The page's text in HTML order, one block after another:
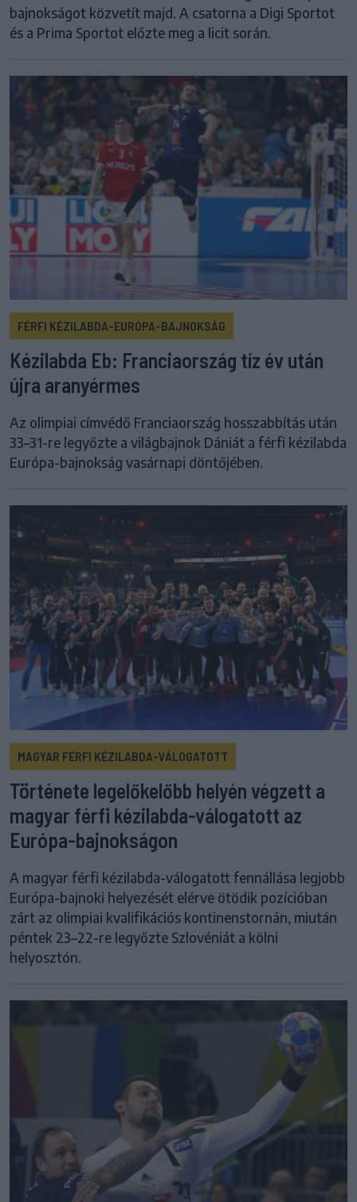
bajnokságot közvetít majd. A csatorna a Digi Sportot
és a Prima Sportot előzte meg a licit során.
FÉRFI KÉZILABDA-EURÓPA-BAJNOKSÁG
Kézilabda Eb: Franciaország tíz év után
újra aranyérmes
Az olimpiai címvédő Franciaország hosszabbítás után
33–31-re legyőzte a világbajnok Dániát a férfi kézilabda
Európa-bajnokság vasárnapi döntőjében.
MAGYAR FÉRFI KÉZILABDA-VÁLOGATOTT
Története legelőkelőbb helyén végzett a
magyar férfi kézilabda-válogatott az
Európa-bajnokságon
A magyar férfi kézilabda-válogatott fennállása legjobb
Európa-bajnoki helyezését elérve ötödik pozícióban
zárt az olimpiai kvalifikációs kontinenstornán, miután
péntek 23–22-re legyőzte Szlovéniát a kölni
helyosztón.